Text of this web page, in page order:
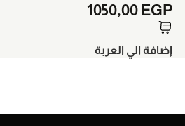
1050,00 EGP
إضافة الي العربة